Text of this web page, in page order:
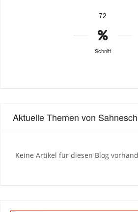
72
Schnitt
Aktuelle Themen von
Keine Artikel für diesen Blog